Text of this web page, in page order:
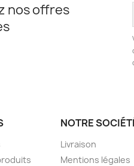
nos offres
NOTRE
Livraison
Mentions légales